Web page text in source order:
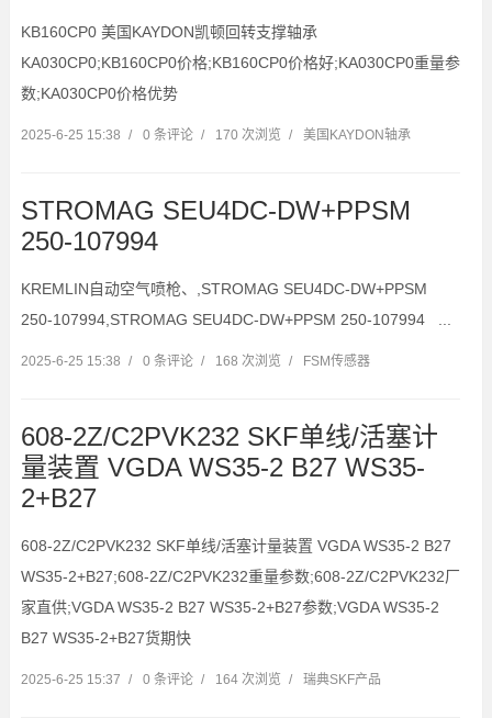
KB160CP0 美国KAYDON凯顿回转支撑轴承
KA030CP0;KB160CP0价格;KB160CP0价格好;KA030CP0重量参
数;KA030CP0价格优势
2025-6-25 15:38 / 0 条评论 / 170 次浏览 / 美国KAYDON轴承
STROMAG SEU4DC-DW+PPSM
250-107994
KREMLIN自动空气喷枪、,STROMAG SEU4DC-DW+PPSM
250-107994,STROMAG SEU4DC-DW+PPSM 250-107994 ...
2025-6-25 15:38 / 0 条评论 / 168 次浏览 / FSM传感器
608-2Z/C2PVK232 SKF单线/活塞计
量装置 VGDA WS35-2 B27 WS35-
2+B27
608-2Z/C2PVK232 SKF单线/活塞计量装置 VGDA WS35-2 B27
WS35-2+B27;608-2Z/C2PVK232重量参数;608-2Z/C2PVK232厂
家直供;VGDA WS35-2 B27 WS35-2+B27参数;VGDA WS35-2
B27 WS35-2+B27货期快
2025-6-25 15:37 / 0 条评论 / 164 次浏览 / 瑞典SKF产品